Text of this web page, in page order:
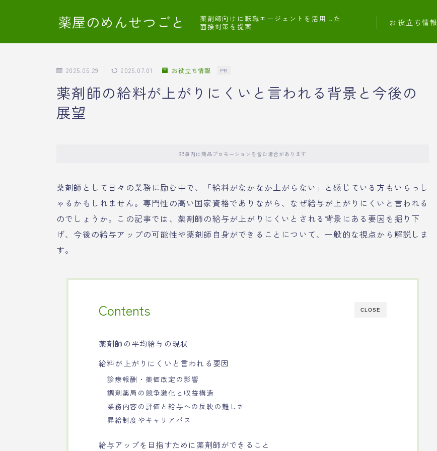
薬屋のめんせつごと
薬剤師向けに転職エージェントを活用した
面接対策を提案
お役立ち情報
2025.05.29 2025.07.01 お役立ち情報 PR
薬剤師の給料が上がりにくいと言われる背景と今後の
展望
記事内に商品プロモーションを含む場合があります
薬剤師として日々の業務に励む中で、「給料がなかなか上がらない」と感じている方もいらっし
ゃるかもしれません。専門性の高い国家資格でありながら、なぜ給与が上がりにくいと言われる
のでしょうか。この記事では、薬剤師の給与が上がりにくいとされる背景にある要因を掘り下
げ、今後の給与アップの可能性や薬剤師自身ができることについて、一般的な視点から解説しま
す。
CLOSE
Contents
薬剤師の平均給与の現状
給料が上がりにくいと言われる要因
診療報酬・薬価改定の影響
調剤薬局の競争激化と収益構造
業務内容の評価と給与への反映の難しさ
昇給制度やキャリアパス
給与アップを目指すために薬剤師ができること